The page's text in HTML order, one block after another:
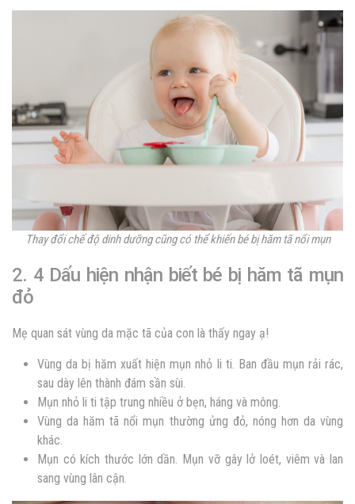
Thay đổi chế độ dinh dưỡng cũng có thể khiến bé bị hăm tã nổi mụn
2. 4 Dấu hiện nhận biết bé bị hăm tã mụn
đỏ
Mẹ quan sát vùng da mặc tã của con là thấy ngay ạ!
Vùng da bị hăm xuất hiện mụn nhỏ li ti. Ban đầu mụn rải rác,
sau dày lên thành đám sần sùi.
Mụn nhỏ li ti tập trung nhiều ở bẹn, háng và mông.
Vùng da hăm tã nổi mụn thường ửng đỏ, nóng hơn da vùng
khác.
Mụn có kích thước lớn dần. Mụn vỡ gây lở loét, viêm và lan
sang vùng lân cận.